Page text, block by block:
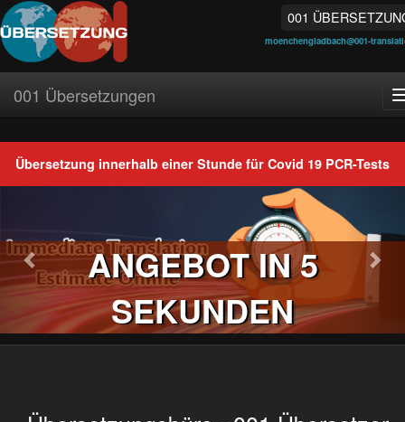
001
moenchengladbach@001-
001 Übersetzungen
Übersetzung innerhalb einer Stunde für Covid 19 PCR-Tests
ANGEBOT IN 5
SEKUNDEN